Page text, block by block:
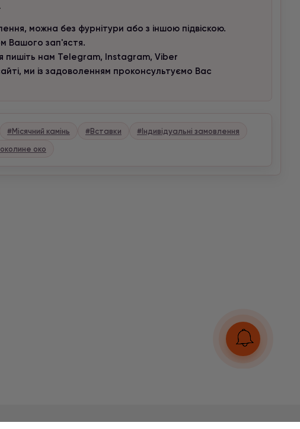
можна без фурнітури або з іншою підвіскою.
Вашого зап'ястя.
пишіть нам Telegram, Instagram, Viber
ми із задоволенням проконсультуємо Вас
#Місячний камінь #Вставки
#Індивідуальні замовлення
око